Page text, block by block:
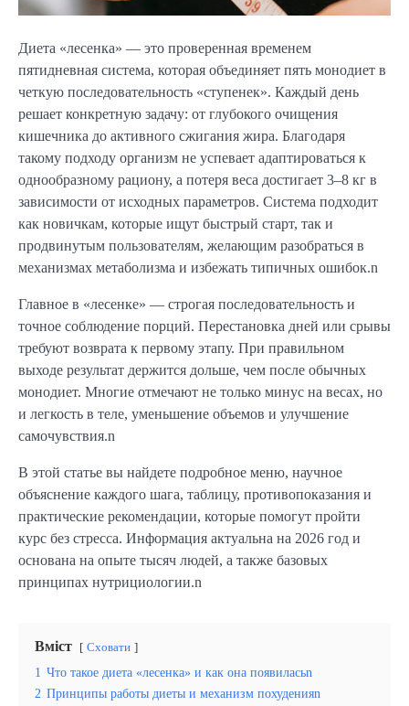
Диета «лесенка» — это проверенная временем
пятидневная система, которая объединяет пять монодиет в
четкую последовательность «ступенек». Каждый день
решает конкретную задачу: от глубокого очищения
кишечника до активного сжигания жира. Благодаря
такому подходу организм не успевает адаптироваться к
однообразному рациону, а потеря веса достигает 3–8 кг в
зависимости от исходных параметров. Система подходит
как новичкам, которые ищут быстрый старт, так и
продвинутым пользователям, желающим разобраться в
механизмах метаболизма и избежать типичных ошибок.n
Главное в «лесенке» — строгая последовательность и
точное соблюдение порций. Перестановка дней или срывы
требуют возврата к первому этапу. При правильном
выходе результат держится дольше, чем после обычных
монодиет. Многие отмечают не только минус на весах, но
и легкость в теле, уменьшение объемов и улучшение
самочувствия.n
В этой статье вы найдете подробное меню, научное
объяснение каждого шага, таблицу, противопоказания и
практические рекомендации, которые помогут пройти
курс без стресса. Информация актуальна на 2026 год и
основана на опыте тысяч людей, а также базовых
принципах нутрициологии.n
Вміст Сховати
1 Что такое диета «лесенка» и как она появиласьn
2 Принципы работы диеты и механизм похуденияn